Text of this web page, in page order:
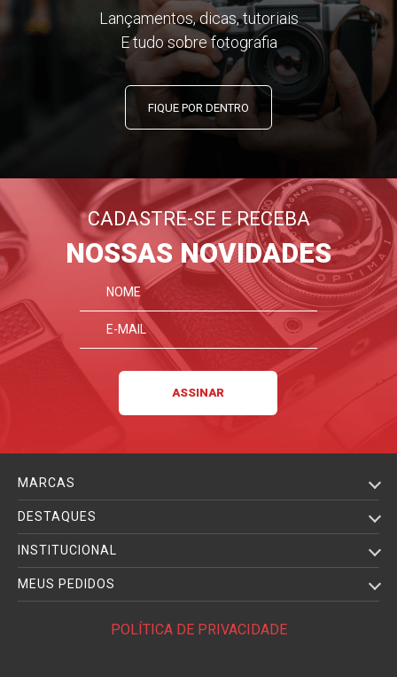
Lançamentos, dicas, tutoriais
E tudo sobre fotografia
FIQUE POR DENTRO
CADASTRE-SE E RECEBA
NOSSAS NOVIDADES
MARCAS
DESTAQUES
INSTITUCIONAL
MEUS PEDIDOS
POLÍTICA DE PRIVACIDADE